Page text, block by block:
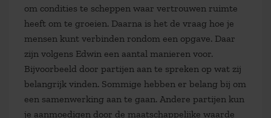
om condities te scheppen waar vertrouwen ruimte
heeft om te groeien. Daarna is het de vraag hoe je
mensen kunt verbinden rondom een opgave. Daar
zijn volgens Edwin een aantal manieren voor.
Bijvoorbeeld door partijen aan te spreken op wat zij
belangrijk vinden. Sommige hebben er belang bij om
een samenwerking aan te gaan. Andere partijen kun
je aanmoedigen door de maatschappelijke waarde